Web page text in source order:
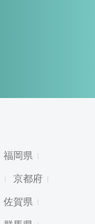
福岡県
京都府
佐賀県